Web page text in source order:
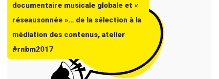
documentaire musicale globale et «
réseausonnée »… de la sélection à la
médiation des contenus, atelier
#rnbm2017